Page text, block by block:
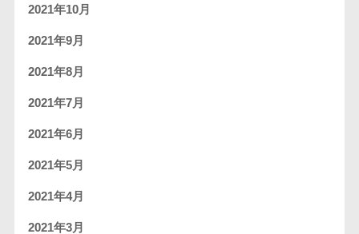
2021年10月
2021年9月
2021年8月
2021年7月
2021年6月
2021年5月
2021年4月
2021年3月